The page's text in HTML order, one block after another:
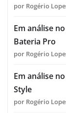
por Rogério
Em análise
Bateria Pro
por Rogério
Em análise
Style
por Rogério